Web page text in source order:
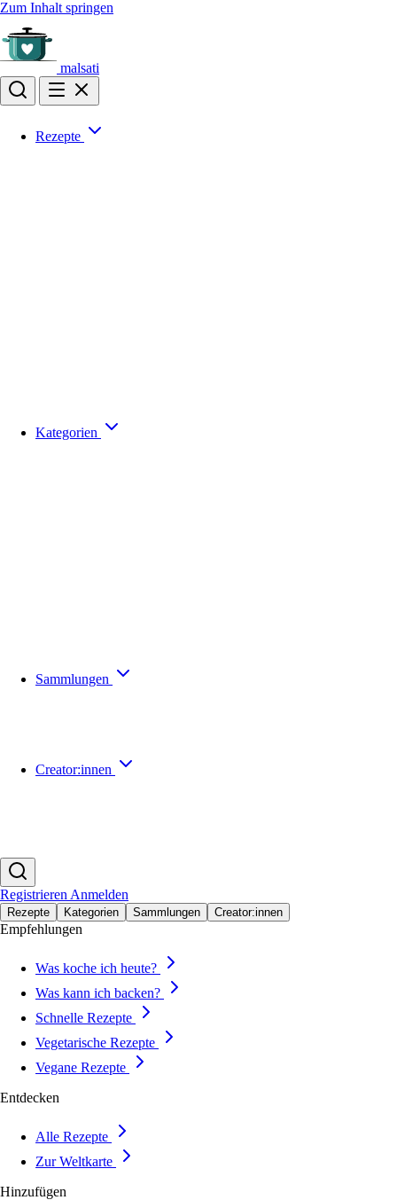
Zum Inhalt springen
malsati
Rezepte
Kategorien
Sammlungen
Creator:innen
Registrieren Anmelden
Rezepte Kategorien Sammlungen Creator:innen
Empfehlungen
Was koche ich heute?
Was kann ich backen?
Schnelle Rezepte
Vegetarische Rezepte
Vegane Rezepte
Entdecken
Alle Rezepte
Zur Weltkarte
Hinzufügen